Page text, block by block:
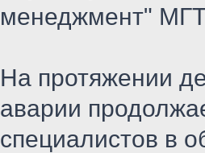
менеджмент"
На протяжении
аварии
специалистов в